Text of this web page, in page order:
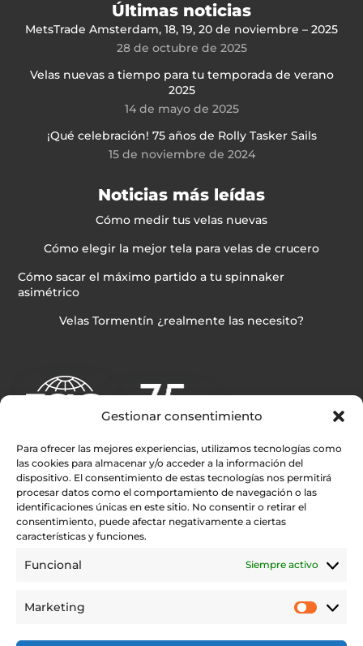
Gestionar consentimiento
Para ofrecer las mejores experiencias, utilizamos tecnologías como
las cookies para almacenar y/o acceder a la información del
dispositivo. El consentimiento de estas tecnologías nos permitirá
procesar datos como el comportamiento de navegación o las
identificaciones únicas en este sitio. No consentir o retirar el
consentimiento, puede afectar negativamente a ciertas
características y funciones.
Funcional Siempre activo
Marketing
Últimas noticias
MetsTrade Amsterdam, 18, 19, 20 de noviembre – 2025
28 de octubre de 2025
Velas nuevas a tiempo para tu temporada de verano
2025
14 de mayo de 2025
¡Qué celebración! 75 años de Rolly Tasker Sails
15 de noviembre de 2024
Noticias más leídas
Cómo medir tus velas nuevas
Cómo elegir la mejor tela para velas de crucero
Cómo sacar el máximo partido a tu spinnaker
asimétrico
Velas Tormentín ¿realmente las necesito?
Enlaces rápidos
Rolly Tasker Sails
Encuentra tu distribuidor Rolly Tasker Sails en tu Zona